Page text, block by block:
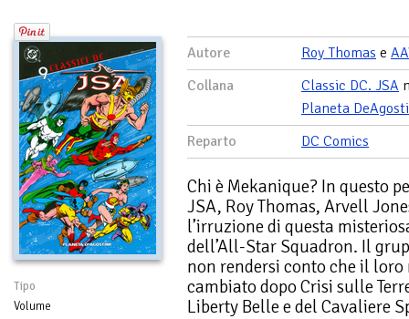
Tipo
Volume
Autore Roy Thomas e
Collana
Classic DC. JSA
Planeta
Reparto
DC Comics
Chi è Mekanique? In questo
JSA, Roy Thomas, Arvell
l’irruzione di questa
dell’All-Star Squadron. Il
non rendersi conto che il
cambiato dopo Crisi sulle
Liberty Belle e del Cavaliere